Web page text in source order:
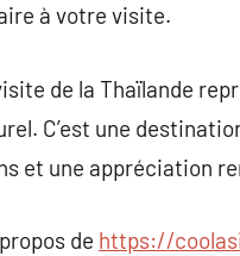
à votre visite.
de la Thaïlande
C’est une
et une appréciation
de https://